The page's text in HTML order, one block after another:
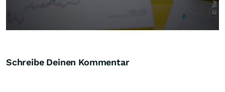
Schreibe Deinen Kommentar